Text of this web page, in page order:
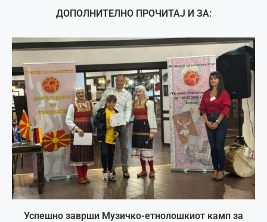
ДОПОЛНИТЕЛНО ПРОЧИТАЈ И ЗА:
Успешно заврши Музичко-етнолошкиот камп за